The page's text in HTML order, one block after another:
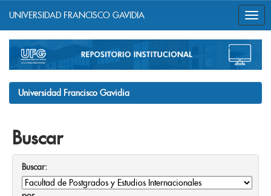
navigation
UNIVERSIDAD FRANCISCO GAVIDIA
Universidad Francisco Gavidia
Buscar
Buscar: